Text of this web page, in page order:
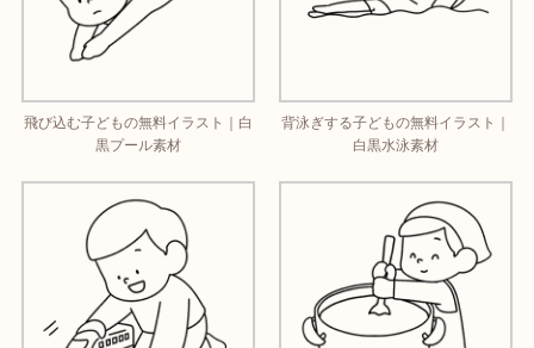
飛び込む子どもの無料イラスト｜白
黒プール素材
背泳ぎする子どもの無料イラスト｜
白黒水泳素材